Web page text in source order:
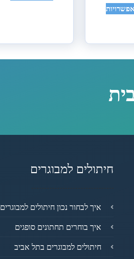
חיתולים למבוגרים
איך לבחור נכון חיתולים למבוגרים
איך בוחרים תחתונים סופגים
חיתולים למבוגרים בתל אביב